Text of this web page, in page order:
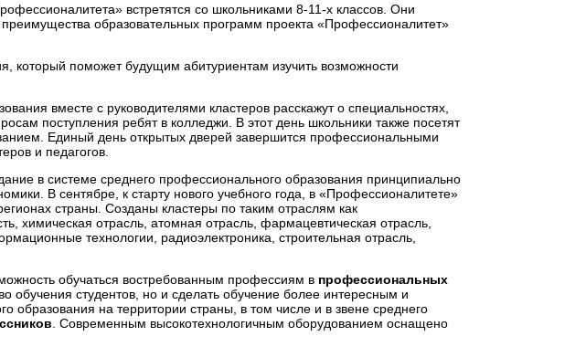
встретятся со школьниками 8-11-х классов. Они
образовательных программ проекта «Профессионалитет»
который поможет будущим абитуриентам изучить возможности
вместе с руководителями кластеров расскажут о специальностях,
поступления ребят в колледжи. В этот день школьники также посетят
Единый день открытых дверей завершится профессиональными
и педагогов.
в системе среднего профессионального образования принципиально
В сентябре, к старту нового учебного года, в «Профессионалитете»
страны. Созданы кластеры по таким отраслям как
химическая отрасль, атомная отрасль, фармацевтическая отрасль,
технологии, радиоэлектроника, строительная отрасль,
обучаться востребованным профессиям в профессиональных
обучения студентов, но и сделать обучение более интересным и
образования на территории страны, в том числе и в звене среднего
. Современным высокотехнологичным оборудованием оснащено